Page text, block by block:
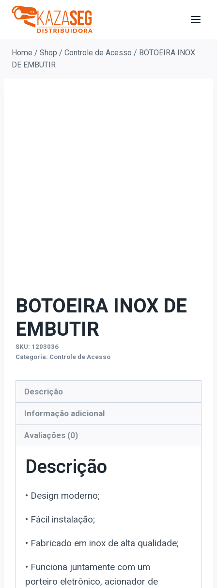
Home / Shop / Controle de Acesso / BOTOEIRA INOX
DE EMBUTIR
BOTOEIRA INOX DE
EMBUTIR
SKU: 1203036
Categoria: Controle de Acesso
Descrição
Informação adicional
Avaliações (0)
Descrição
• Design moderno;
• Fácil instalação;
• Fabricado em inox de alta qualidade;
• Funciona juntamente com um
porteiro eletrônico, acionador de